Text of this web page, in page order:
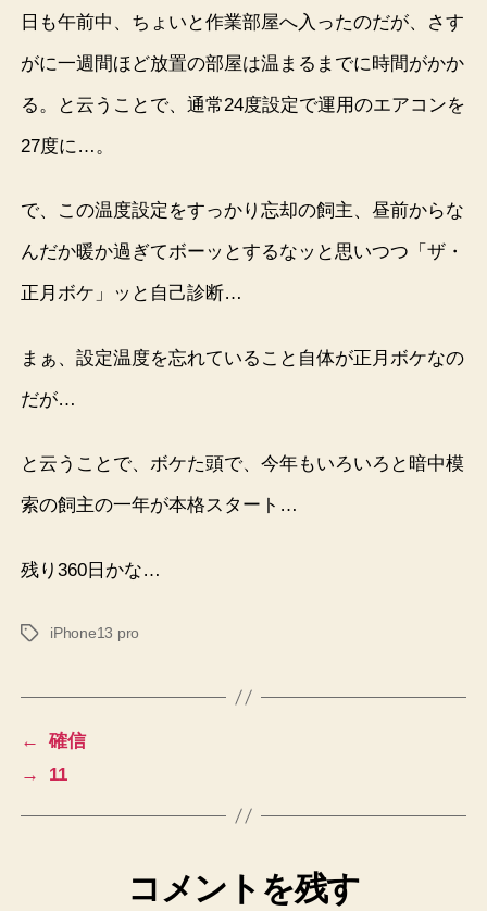
日も午前中、ちょいと作業部屋へ入ったのだが、さす
がに一週間ほど放置の部屋は温まるまでに時間がかか
る。と云うことで、通常24度設定で運用のエアコンを
27度に…。
で、この温度設定をすっかり忘却の飼主、昼前からな
んだか暖か過ぎてボーッとするなッと思いつつ「ザ・
正月ボケ」ッと自己診断…
まぁ、設定温度を忘れていること自体が正月ボケなの
だが…
と云うことで、ボケた頭で、今年もいろいろと暗中模
索の飼主の一年が本格スタート…
残り360日かな…
タ
iPhone13 pro
←
確信
→
11
コメントを残す